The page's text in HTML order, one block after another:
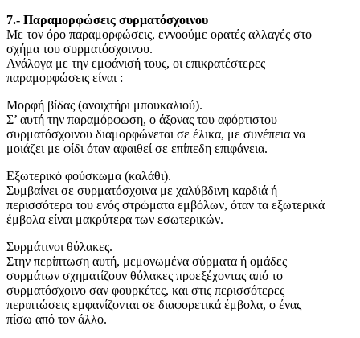
7.- Παραμορφώσεις συρματόσχοινου
Με τον όρο παραμορφώσεις, εννοούμε ορατές αλλαγές στο
σχήμα του συρματόσχοινου.
Ανάλογα με την εμφάνισή τους, οι επικρατέστερες
παραμορφώσεις είναι :
Μορφή βίδας (ανοιχτήρι μπουκαλιού).
Σ’ αυτή την παραμόρφωση, ο άξονας του αφόρτιστου
συρματόσχοινου διαμορφώνεται σε έλικα, με συνέπεια να
μοιάζει με φίδι όταν αφαιθεί σε επίπεδη επιφάνεια.
Εξωτερικό φούσκωμα (καλάθι).
Συμβαίνει σε συρματόσχοινα με χαλύβδινη καρδιά ή
περισσότερα του ενός στρώματα εμβόλων, όταν τα εξωτερικά
έμβολα είναι μακρύτερα των εσωτερικών.
Συρμάτινοι θύλακες.
Στην περίπτωση αυτή, μεμονωμένα σύρματα ή ομάδες
συρμάτων σχηματίζουν θύλακες προεξέχοντας από το
συρματόσχοινο σαν φουρκέτες, και στις περισσότερες
περιπτώσεις εμφανίζονται σε διαφορετικά έμβολα, ο ένας
πίσω από τον άλλο.